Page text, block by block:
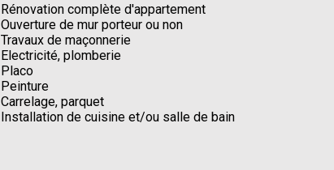
Rénovation complète d'appartement
Ouverture de mur porteur ou non
Travaux de maçonnerie
Electricité, plomberie
Placo
Peinture
Carrelage, parquet
Installation de cuisine et/ou salle de bain